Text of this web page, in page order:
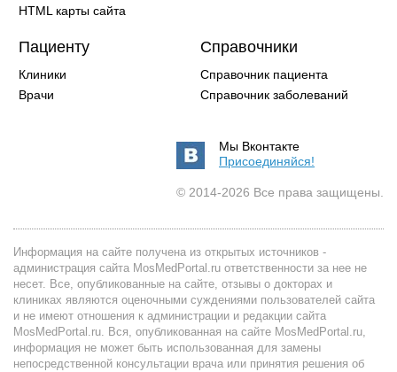
HTML карты сайта
Пациенту
Клиники
Врачи
Справочники
Справочник пациента
Справочник заболеваний
Мы Вконтакте
Присоединяйся!
© 2014-2026 Все права защищены.
Информация на сайте получена из открытых источников -
администрация сайта MosMedPortal.ru ответственности за нее не
несет. Все, опубликованные на сайте, отзывы о докторах и
клиниках являются оценочными суждениями пользователей сайта
и не имеют отношения к администрации и редакции сайта
MosMedPortal.ru. Вся, опубликованная на сайте MosMedPortal.ru,
информация не может быть использованная для замены
непосредственной консультации врача или принятия решения об